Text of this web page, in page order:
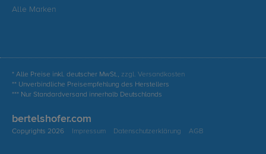
Alle Marken
* Alle Preise inkl. deutscher MwSt., zzgl. Versandkosten
** Unverbindliche Preisempfehlung des Herstellers
*** Nur Standardversand innerhalb Deutschlands
bertelshofer.com
Copyrights 2026 Impressum Datenschutzerklärung AGB